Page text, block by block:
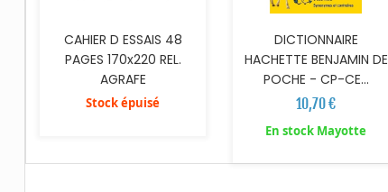
CAHIER D ESSAIS 48
PAGES 170x220 REL.
AGRAFE
Stock épuisé
DICTIONNAIRE
HACHETTE BENJAMIN DE
POCHE - CP-CE...
10,70 €
En stock Mayotte